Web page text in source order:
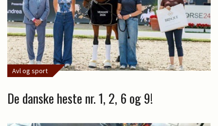
Avl og sport
De danske heste nr. 1, 2, 6 og 9!